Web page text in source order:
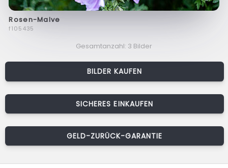
Rosen-Malve
f105435
Gesamtanzahl: 3 Bilder
BILDER KAUFEN
SICHERES EINKAUFEN
GELD-ZURÜCK-GARANTIE